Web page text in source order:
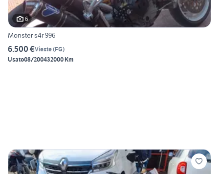
6
Monster s4r 996
6.500 €Vieste(FG)
Usato08/200432000 Km